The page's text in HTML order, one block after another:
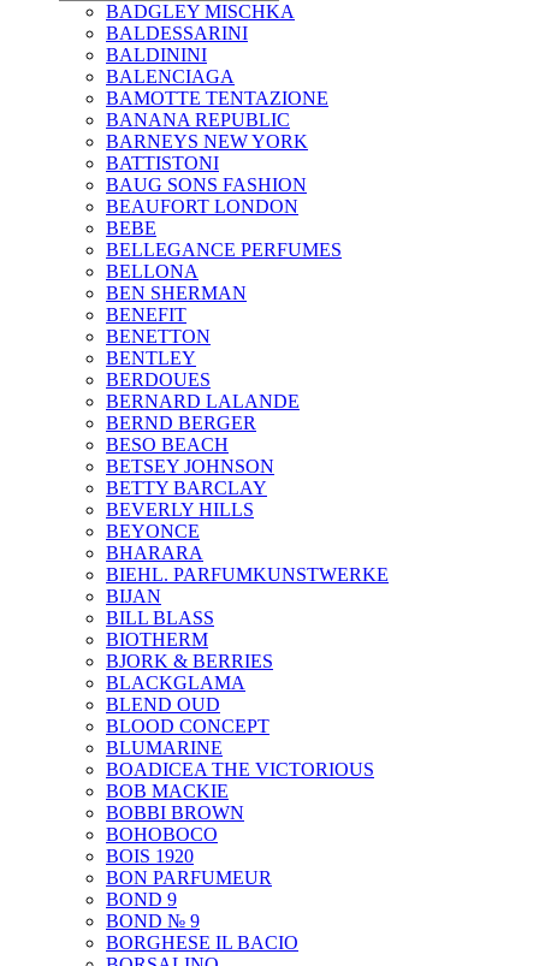
BADGLEY MISCHKA
BALDESSARINI
BALDININI
BALENCIAGA
BAMOTTE TENTAZIONE
BANANA REPUBLIC
BARNEYS NEW YORK
BATTISTONI
BAUG SONS FASHION
BEAUFORT LONDON
BEBE
BELLEGANCE PERFUMES
BELLONA
BEN SHERMAN
BENEFIT
BENETTON
BENTLEY
BERDOUES
BERNARD LALANDE
BERND BERGER
BESO BEACH
BETSEY JOHNSON
BETTY BARCLAY
BEVERLY HILLS
BEYONCE
BHARARA
BIEHL. PARFUMKUNSTWERKE
BIJAN
BILL BLASS
BIOTHERM
BJORK & BERRIES
BLACKGLAMA
BLEND OUD
BLOOD CONCEPT
BLUMARINE
BOADICEA THE VICTORIOUS
BOB MACKIE
BOBBI BROWN
BOHOBOCO
BOIS 1920
BON PARFUMEUR
BOND 9
BOND № 9
BORGHESE IL BACIO